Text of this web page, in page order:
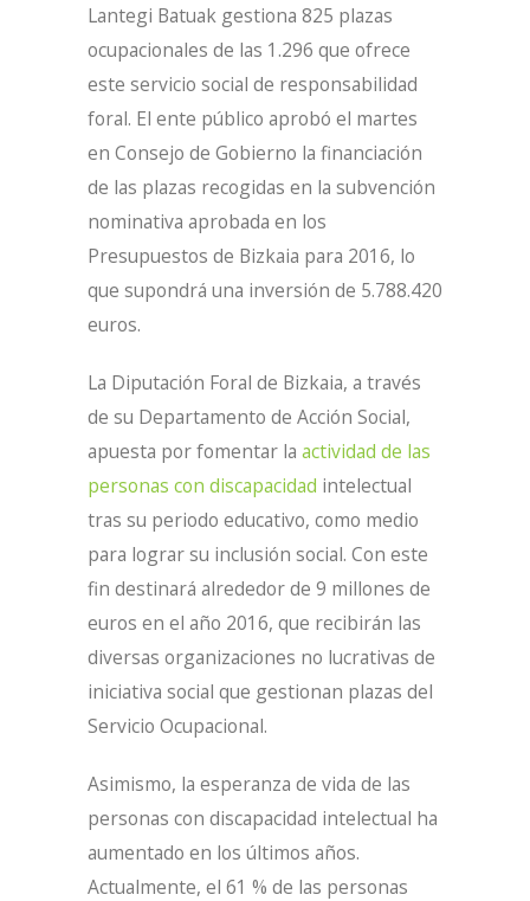
Lantegi Batuak gestiona 825 plazas
ocupacionales de las 1.296 que ofrece
este servicio social de responsabilidad
foral. El ente público aprobó el martes
en Consejo de Gobierno la financiación
de las plazas recogidas en la subvención
nominativa aprobada en los
Presupuestos de Bizkaia para 2016, lo
que supondrá una inversión de 5.788.420
euros.
La Diputación Foral de Bizkaia, a través
de su Departamento de Acción Social,
apuesta por fomentar la actividad de las
personas con discapacidad intelectual
tras su periodo educativo, como medio
para lograr su inclusión social. Con este
fin destinará alrededor de 9 millones de
euros en el año 2016, que recibirán las
diversas organizaciones no lucrativas de
iniciativa social que gestionan plazas del
Servicio Ocupacional.
Asimismo, la esperanza de vida de las
personas con discapacidad intelectual ha
aumentado en los últimos años.
Actualmente, el 61 % de las personas